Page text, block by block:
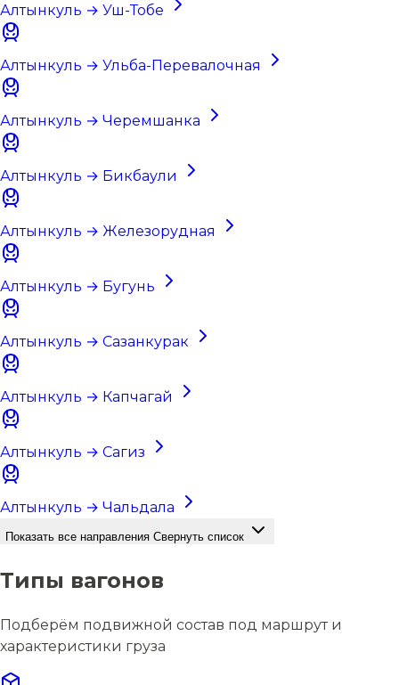
Алтынкуль → Уш-Тобе
Алтынкуль → Ульба-Перевалочная
Алтынкуль → Черемшанка
Алтынкуль → Бикбаули
Алтынкуль → Железорудная
Алтынкуль → Бугунь
Алтынкуль → Сазанкурак
Алтынкуль → Капчагай
Алтынкуль → Сагиз
Алтынкуль → Чальдала
Показать все направления Свернуть список
Типы вагонов
Подберём подвижной состав под маршрут и
характеристики груза